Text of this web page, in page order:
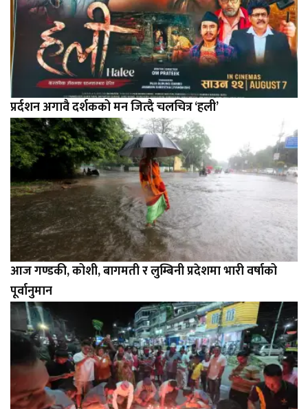
प्रर्दशन अगावै दर्शकको मन जित्दै चलचित्र ‘हली’
आज गण्डकी, कोशी, बागमती र लुम्बिनी प्रदेशमा भारी वर्षाको
पूर्वानुमान